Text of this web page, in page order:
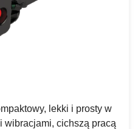
lekki i prosty w
wibracjami, cichszą pracą